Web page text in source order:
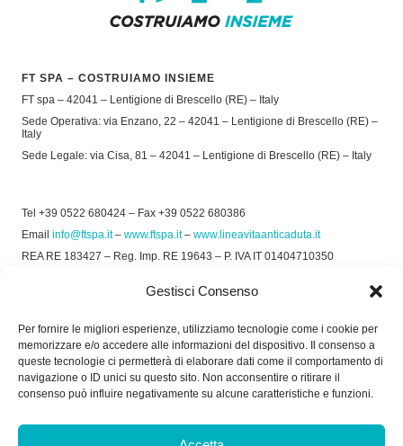
Gestisci Consenso
Per fornire le migliori esperienze, utilizziamo tecnologie come i cookie per
memorizzare e/o accedere alle informazioni del dispositivo. Il consenso a
queste tecnologie ci permetterà di elaborare dati come il comportamento di
navigazione o ID unici su questo sito. Non acconsentire o ritirare il
consenso può influire negativamente su alcune caratteristiche e funzioni.
FT SPA – COSTRUIAMO INSIEME
FT spa – 42041 – Lentigione di Brescello (RE) – Italy
Sede Operativa: via Enzano, 22 – 42041 – Lentigione di Brescello (RE) –
Italy
Sede Legale: via Cisa, 81 – 42041 – Lentigione di Brescello (RE) – Italy
Tel +39 0522 680424 – Fax +39 0522 680386
Email info@ftspa.it– www.ftspa.it– www.lineavitaanticaduta.it
REA RE 183427 – Reg. Imp. RE 19643 – P. IVA IT 01404710350
Privacy Policy–Cookie Policy
SOCIAL